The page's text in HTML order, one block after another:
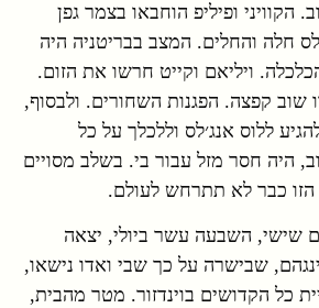
הקוויני ופיליפ הוחבאו בצמר גפן
חלה והחלים. המצב בבריטניה היה
ויליאם וקייט חרשו את הזום.
שוב קפצה. הפגנות השחורים. ולבסוף,
ללוס אנג׳לס וללכלך על כל
היה חסר מזל עבור בי. בשלב מסויים
כבר לא תתרחש לעולם.
שישי, השבעה עשר ביולי, יצאה
שבישרה על כך שבי ואדו נישאו,
כל הקדושים בוינדזור. מטר מהבית,